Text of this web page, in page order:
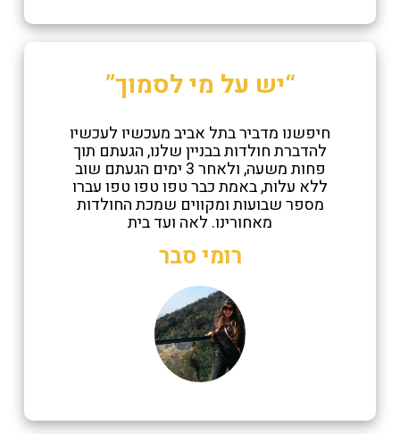
“יש על מי לסמוך”
חיפשנו מדביר בתל אביב מעכשיו לעכשיו
להדברת חולדות בבניין שלנו, הגעתם תוך
פחות משעה, ולאחר 3 ימים הגעתם שוב
ללא עלות, באמת כבר טפו טפו טפו עברו
מספר שבועות ומקווים שמכת החולדות
מאחורינו. לאה ועד בית
רומי סבר